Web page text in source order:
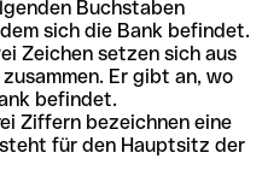
Buchstaben
sich die Bank befindet.
Zeichen setzen sich aus
Er gibt an, wo
befindet.
Ziffern bezeichnen eine
für den Hauptsitz der